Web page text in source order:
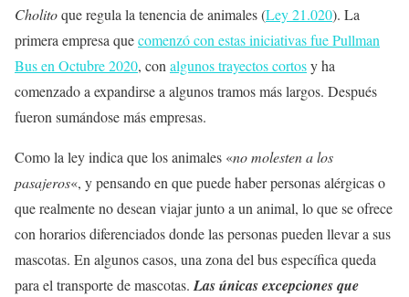
Cholitoque regula la tenencia de animales (Ley 21.020). La
primera empresa quecomenzó con estas iniciativas fue Pullman
Bus en Octubre 2020, conalgunos trayectos cortosy ha
comenzado a expandirse a algunos tramos más largos. Después
fueron sumándose más empresas.
Como la ley indica que los animales «no molesten a los
pasajeros«, y pensando en que puede haber personas alérgicas o
que realmente no desean viajar junto a un animal, lo que se ofrece
con horarios diferenciados donde las personas pueden llevar a sus
mascotas. En algunos casos, una zona del bus específica queda
para el transporte de mascotas.Las únicas excepciones que